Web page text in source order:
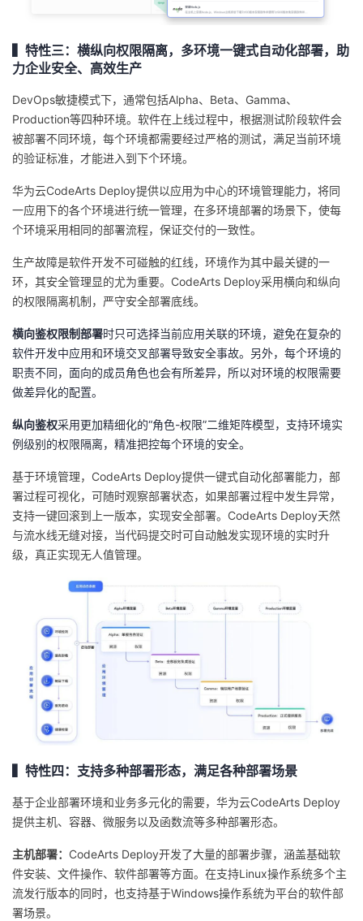
▍特性三：横纵向权限隔离，多环境一键式自动化部署，助
力企业安全、高效生产
DevOps敏捷模式下，通常包括Alpha、Beta、Gamma、
Production等四种环境。软件在上线过程中，根据测试阶段软件会
被部署不同环境，每个环境都需要经过严格的测试，满足当前环境
的验证标准，才能进入到下个环境。
华为云CodeArts Deploy提供以应用为中心的环境管理能力，将同
一应用下的各个环境进行统一管理，在多环境部署的场景下，使每
个环境采用相同的部署流程，保证交付的一致性。
生产故障是软件开发不可碰触的红线，环境作为其中最关键的一
环，其安全管理显的尤为重要。CodeArts Deploy采用横向和纵向
的权限隔离机制，严守安全部署底线。
横向鉴权限制部署时只可选择当前应用关联的环境，避免在复杂的
软件开发中应用和环境交叉部署导致安全事故。另外，每个环境的
职责不同，面向的成员角色也会有所差异，所以对环境的权限需要
做差异化的配置。
纵向鉴权采用更加精细化的“角色-权限”二维矩阵模型，支持环境实
例级别的权限隔离，精准把控每个环境的安全。
基于环境管理，CodeArts Deploy提供一键式自动化部署能力，部
署过程可视化，可随时观察部署状态，如果部署过程中发生异常，
支持一键回滚到上一版本，实现安全部署。CodeArts Deploy天然
与流水线无缝对接，当代码提交时可自动触发实现环境的实时升
级，真正实现无人值管理。
▍特性四：支持多种部署形态，满足各种部署场景
基于企业部署环境和业务多元化的需要，华为云CodeArts Deploy
提供主机、容器、微服务以及函数流等多种部署形态。
主机部署： CodeArts Deploy开发了大量的部署步骤，涵盖基础软
件安装、文件操作、软件部署等方面。在支持Linux操作系统多个主
流发行版本的同时，也支持基于Windows操作系统为平台的软件部
署场景。